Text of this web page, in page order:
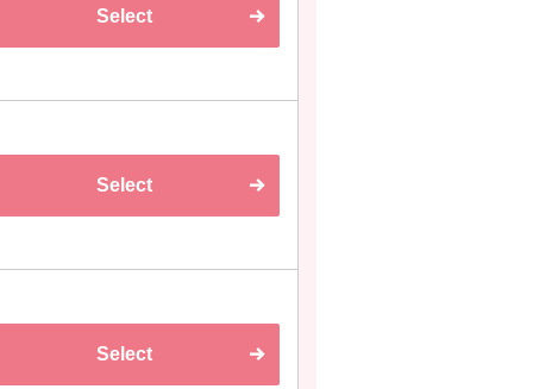
Select
Select
Select